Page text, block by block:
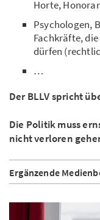
Horte,
Psychologen,
Fachkräfte,
dürfen
…
Der BLLV spricht
Die Politik muss
nicht verloren
Ergänzende